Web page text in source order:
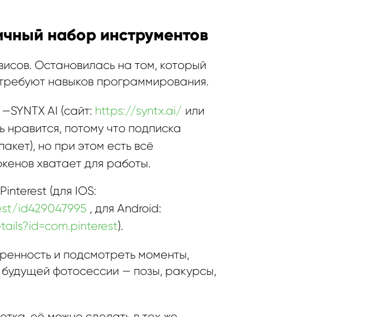
набор инструментов
Остановилась на том, который
навыков программирования.
AI (сайт: https://syntx.ai/ или
нравится, потому что подписка
но при этом есть всё
хватает для работы.
(для IOS:
id429047995 , для Android:
).
и подсмотреть моменты,
фотосессии — позы, ракурсы,